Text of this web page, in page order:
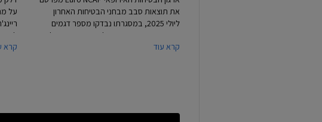
את תוצאות סבב מבחני הבטיחות האחרון
ליולי 2025, במסגרתו נבדקו מספר דגמים
חדשים ביניהם זיקר 7X, לינק אנד קו 02, צ'רי
קרא עוד
על
קרא